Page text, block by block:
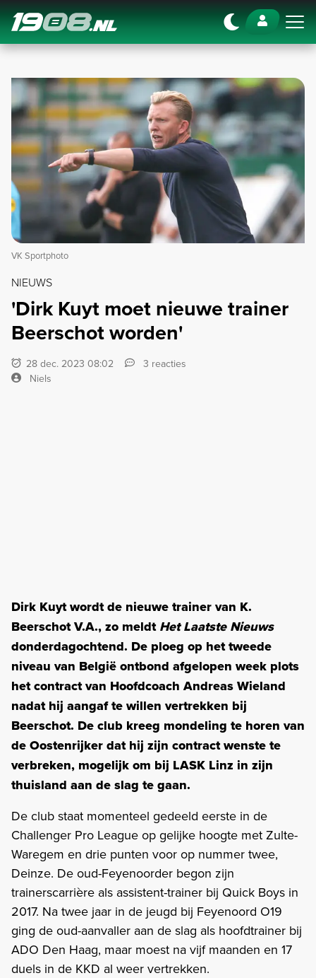
Navigation
VK Sportphoto
NIEUWS
'Dirk Kuyt moet nieuwe trainer
Beerschot worden'
28 dec. 2023 08:02
3 reacties
Niels
Dirk Kuyt wordt de nieuwe trainer van K.
Beerschot V.A., zo meldtHet Laatste Nieuws
donderdagochtend. De ploeg op het tweede
niveau van België ontbond afgelopen week plots
het contract van Hoofdcoach Andreas Wieland
nadat hij aangaf te willen vertrekken bij
Beerschot. De club kreeg mondeling te horen van
de Oostenrijker dat hij zijn contract wenste te
verbreken, mogelijk om bij LASK Linz in zijn
thuisland aan de slag te gaan.
De club staat momenteel gedeeld eerste in de
Challenger Pro League op gelijke hoogte met Zulte-
Waregem en drie punten voor op nummer twee,
Deinze. De oud-Feyenoorder begon zijn
trainerscarrière als assistent-trainer bij Quick Boys in
2017. Na twee jaar in de jeugd bij Feyenoord O19
ging de oud-aanvaller aan de slag als hoofdtrainer bij
ADO Den Haag, maar moest na vijf maanden en 17
duels in de KKD al weer vertrekken.